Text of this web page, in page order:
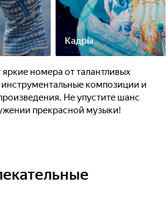
Кадры
номера от талантливых
композиции и
Не упустите шанс
прекрасной музыки!